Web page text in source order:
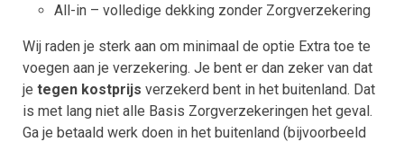
All-in – volledige dekking zonder Zorgverzekering
Wij raden je sterk aan om minimaal de optie Extra toe te
voegen aan je verzekering. Je bent er dan zeker van dat
je tegen kostprijs verzekerd bent in het buitenland. Dat
is met lang niet alle Basis Zorgverzekeringen het geval.
Ga je betaald werk doen in het buitenland (bijvoorbeeld